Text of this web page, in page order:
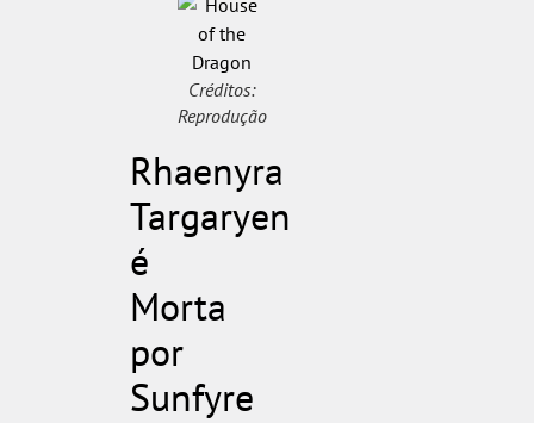
Créditos:
Reprodução
Rhaenyra
Targaryen
é
Morta
por
Sunfyre